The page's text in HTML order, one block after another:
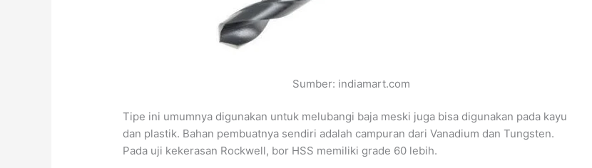
Sumber: indiamart.com
Tipe ini umumnya digunakan untuk melubangi baja meski juga bisa digunakan pada kayu
dan plastik. Bahan pembuatnya sendiri adalah campuran dari Vanadium dan Tungsten.
Pada uji kekerasan Rockwell, bor HSS memiliki grade 60 lebih.